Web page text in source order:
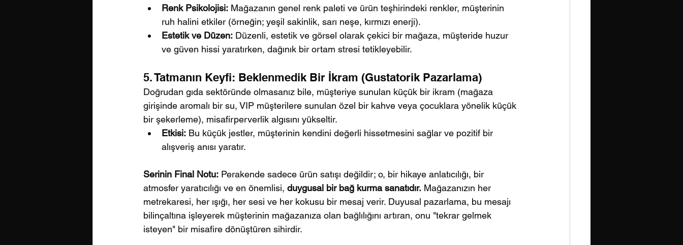
Renk Psikolojisi: Mağazanın genel renk paleti ve ürün teşhirindeki renkler, müşterinin
ruh halini etkiler (örneğin; yeşil sakinlik, sarı neşe, kırmızı enerji).
Estetik ve Düzen: Düzenli, estetik ve görsel olarak çekici bir mağaza, müşteride huzur
ve güven hissi yaratırken, dağınık bir ortam stresi tetikleyebilir.
5. Tatmanın Keyfi: Beklenmedik Bir İkram (Gustatorik Pazarlama)
Doğrudan gıda sektöründe olmasanız bile, müşteriye sunulan küçük bir ikram (mağaza
girişinde aromalı bir su, VIP müşterilere sunulan özel bir kahve veya çocuklara yönelik küçük
bir şekerleme), misafirperverlik algısını yükseltir.
Etkisi: Bu küçük jestler, müşterinin kendini değerli hissetmesini sağlar ve pozitif bir
alışveriş anısı yaratır.
Serinin Final Notu: Perakende sadece ürün satışı değildir; o, bir hikaye anlatıcılığı, bir
atmosfer yaratıcılığı ve en önemlisi, duygusal bir bağ kurma sanatıdır. Mağazanızın her
metrekaresi, her ışığı, her sesi ve her kokusu bir mesaj verir. Duyusal pazarlama, bu mesajı
bilinçaltına işleyerek müşterinin mağazanıza olan bağlılığını artıran, onu "tekrar gelmek
isteyen" bir misafire dönüştüren sihirdir.